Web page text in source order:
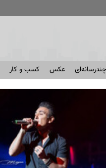
چندرسانه‌ای عکس کسب و کار